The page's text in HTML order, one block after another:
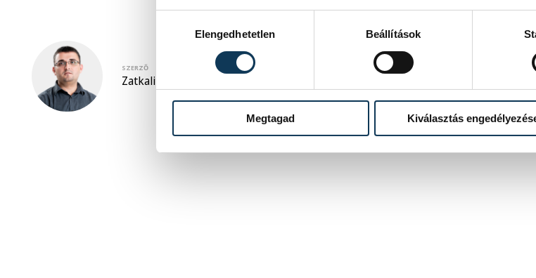
Elengedhetetlen
Beállítások
Megtagad Kiválasztás
SZERZŐ
Zatkalik Dávid